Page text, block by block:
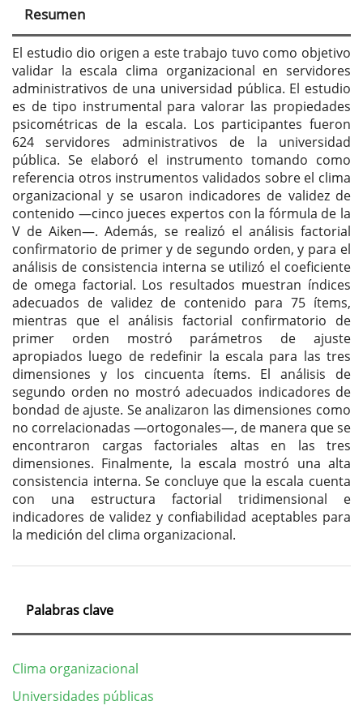
Resumen
El estudio dio origen a este trabajo tuvo como objetivo
validar la escala clima organizacional en servidores
administrativos de una universidad pública. El estudio
es de tipo instrumental para valorar las propiedades
psicométricas de la escala. Los participantes fueron
624 servidores administrativos de la universidad
pública. Se elaboró el instrumento tomando como
referencia otros instrumentos validados sobre el clima
organizacional y se usaron indicadores de validez de
contenido —cinco jueces expertos con la fórmula de la
V de Aiken—. Además, se realizó el análisis factorial
confirmatorio de primer y de segundo orden, y para el
análisis de consistencia interna se utilizó el coeficiente
de omega factorial. Los resultados muestran índices
adecuados de validez de contenido para 75 ítems,
mientras que el análisis factorial confirmatorio de
primer orden mostró parámetros de ajuste
apropiados luego de redefinir la escala para las tres
dimensiones y los cincuenta ítems. El análisis de
segundo orden no mostró adecuados indicadores de
bondad de ajuste. Se analizaron las dimensiones como
no correlacionadas —ortogonales—, de manera que se
encontraron cargas factoriales altas en las tres
dimensiones. Finalmente, la escala mostró una alta
consistencia interna. Se concluye que la escala cuenta
con una estructura factorial tridimensional e
indicadores de validez y confiabilidad aceptables para
la medición del clima organizacional.
Palabras clave
Clima organizacional
Universidades públicas